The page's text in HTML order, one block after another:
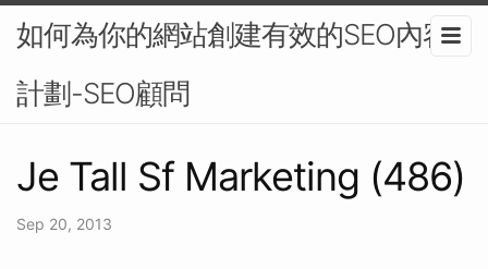
如何為你的網站創建有效的SEO內容
計劃-SEO顧問
Je Tall Sf Marketing (486)
Sep 20, 2013